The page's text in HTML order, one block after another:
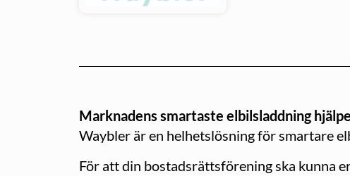
Marknadens smartaste elbilsladdning
Waybler är en helhetslösning för smartare
För att din bostadsrättsförening ska kunna